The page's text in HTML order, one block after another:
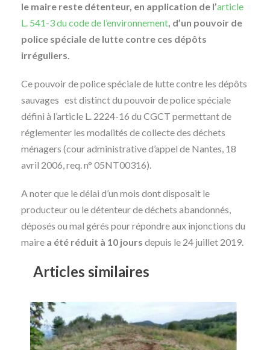
le maire reste détenteur, en application de l’article
L. 541-3 du code de l’environnement, d’un pouvoir de
police spéciale de lutte contre ces dépôts
irréguliers.
Ce pouvoir de police spéciale de lutte contre les dépôts
sauvages est distinct du pouvoir de police spéciale
défini à l’article L. 2224-16 du CGCT permettant de
réglementer les modalités de collecte des déchets
ménagers (cour administrative d’appel de Nantes, 18
avril 2006, req. n° 05NT00316).
A noter que le délai d’un mois dont disposait le
producteur ou le détenteur de déchets abandonnés,
déposés ou mal gérés pour répondre aux injonctions du
maire a été réduit à 10 jours depuis le 24 juillet 2019.
Articles similaires